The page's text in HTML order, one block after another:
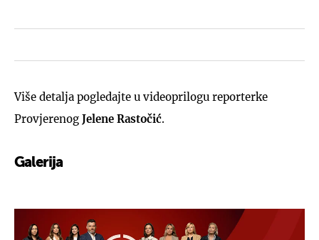
Više detalja pogledajte u videoprilogu reporterke
Provjerenog Jelene Rastočić.
Galerija